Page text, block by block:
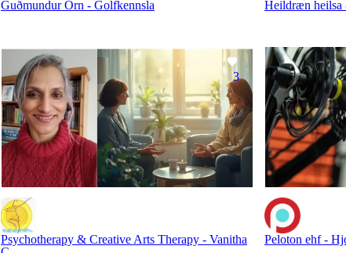
Guðmundur Örn - Golfkennsla Heildræn heilsa
3
Psychotherapy & Creative Arts Therapy - Vanitha
Peloton ehf -